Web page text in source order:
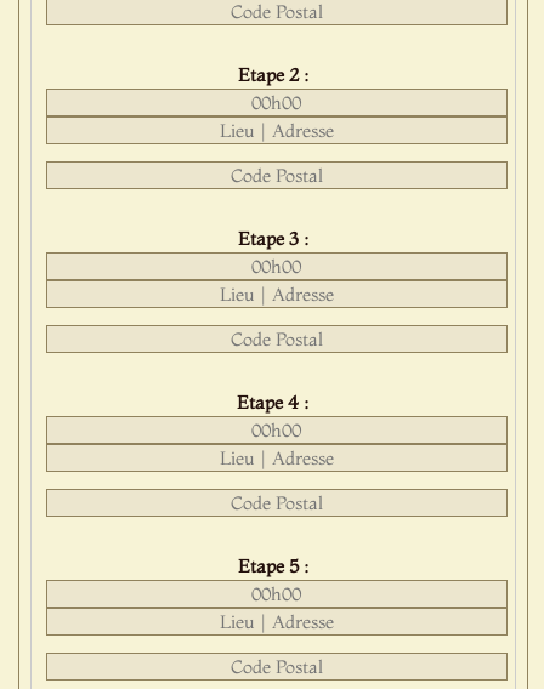
Etape 2 :
Etape 3 :
Etape 4 :
Etape 5 :